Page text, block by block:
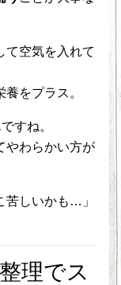
て空気を入れて
をプラス。
すね。
やわらかい方が
苦しいかも…」
理でス